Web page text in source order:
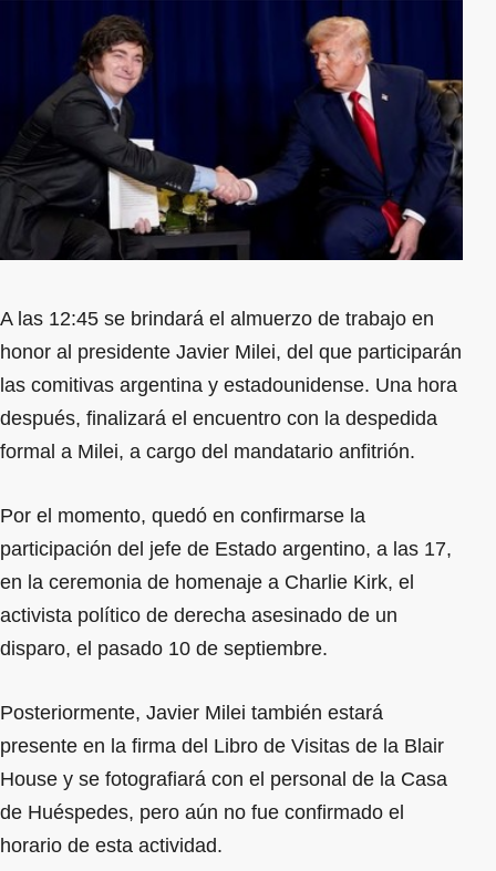
A las 12:45 se brindará el almuerzo de trabajo en
honor al presidente Javier Milei, del que participarán
las comitivas argentina y estadounidense. Una hora
después, finalizará el encuentro con la despedida
formal a Milei, a cargo del mandatario anfitrión.
Por el momento, quedó en confirmarse la
participación del jefe de Estado argentino, a las 17,
en la ceremonia de homenaje a Charlie Kirk, el
activista político de derecha asesinado de un
disparo, el pasado 10 de septiembre.
Posteriormente, Javier Milei también estará
presente en la firma del Libro de Visitas de la Blair
House y se fotografiará con el personal de la Casa
de Huéspedes, pero aún no fue confirmado el
horario de esta actividad.